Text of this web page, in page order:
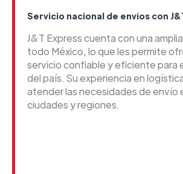
Servicio nacional de envíos con
J&T Express cuenta con una
todo México, lo que les permite
servicio confiable y eficiente para
del país. Su experiencia en
atender las necesidades de envío
ciudades y regiones.